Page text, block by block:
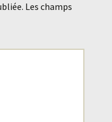
Les champs